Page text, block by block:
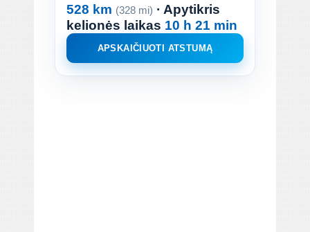
528 km (328 mi) · Apytikris
kelionės laikas 10 h 21 min
APSKAIČIUOTI ATSTUMĄ